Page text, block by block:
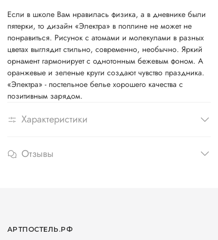
Если в школе Вам нравилась физика, а в дневнике были
пятерки, то дизайн «Электра» в поплине не может не
понравиться. Рисунок с атомами и молекулами в разных
цветах выглядит стильно, современно, необычно. Яркий
орнамент гармонирует с однотонным бежевым фоном. А
оранжевые и зеленые круги создают чувство праздника.
«Электра» - постельное белье хорошего качества с
позитивным зарядом.
Характеристики
Отзывы
АРТПОСТЕЛЬ.РФ